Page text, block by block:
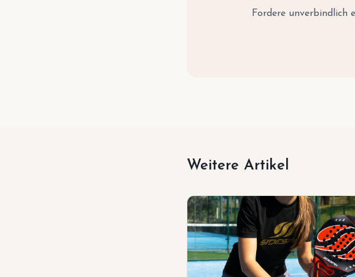
Fordere unverbindlich
Weitere Artikel